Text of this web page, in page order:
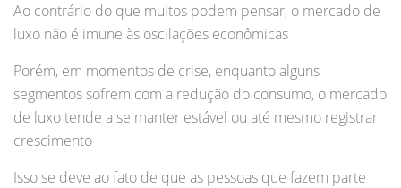
Ao contrário do que muitos podem pensar, o mercado de
luxo não é imune às oscilações econômicas
Porém, em momentos de crise, enquanto alguns
segmentos sofrem com a redução do consumo, o mercado
de luxo tende a se manter estável ou até mesmo registrar
crescimento
Isso se deve ao fato de que as pessoas que fazem parte